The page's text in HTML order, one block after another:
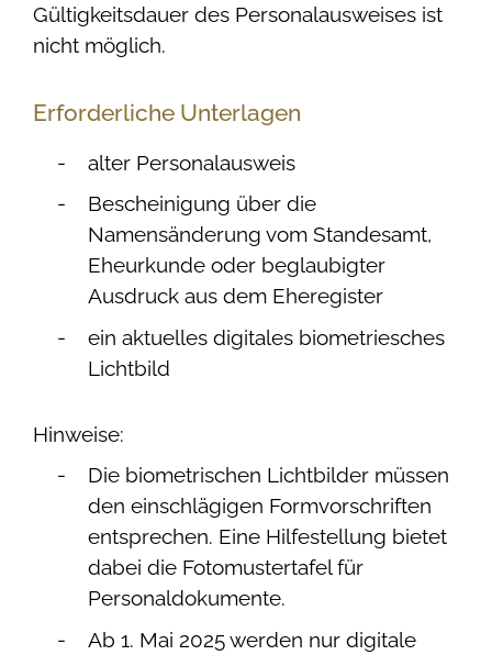
Gültigkeitsdauer des Personalausweises ist
nicht möglich.
Erforderliche Unterlagen
alter Personalausweis
Bescheinigung über die
Namensänderung vom Standesamt,
Eheurkunde oder beglaubigter
Ausdruck aus dem Eheregister
ein aktuelles digitales biometriesches
Lichtbild
Hinweise:
Die biometrischen Lichtbilder müssen
den einschlägigen Formvorschriften
entsprechen. Eine Hilfestellung bietet
dabei die Fotomustertafel für
Personaldokumente.
Ab 1. Mai 2025 werden nur digitale